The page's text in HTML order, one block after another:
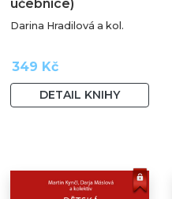
učebnice)
Darina Hradilová a kol.
349 Kč
DETAIL KNIHY